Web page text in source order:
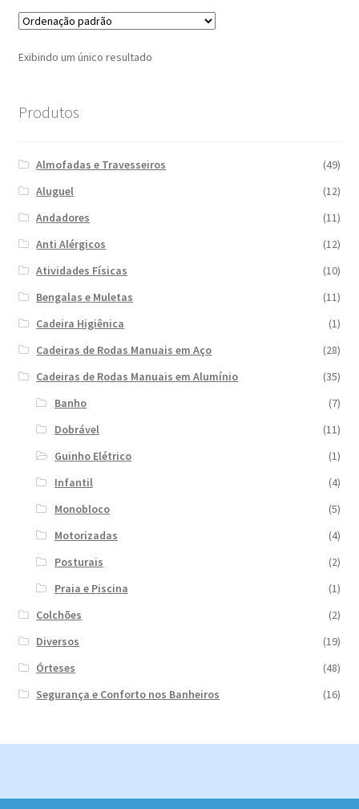
Exibindo um único resultado
Produtos
Almofadas e Travesseiros
(49)
Aluguel
(12)
Andadores
(11)
Anti Alérgicos
(12)
Atividades Físicas
(10)
Bengalas e Muletas
(11)
Cadeira Higiênica
(1)
Cadeiras de Rodas Manuais em Aço
(28)
Cadeiras de Rodas Manuais em Alumínio
(35)
Banho
(7)
Dobrável
(11)
Guinho Elétrico
(1)
Infantil
(4)
Monobloco
(5)
Motorizadas
(4)
Posturais
(2)
Praia e Piscina
(1)
Colchões
(2)
Diversos
(19)
Órteses
(48)
Segurança e Conforto nos Banheiros
(16)